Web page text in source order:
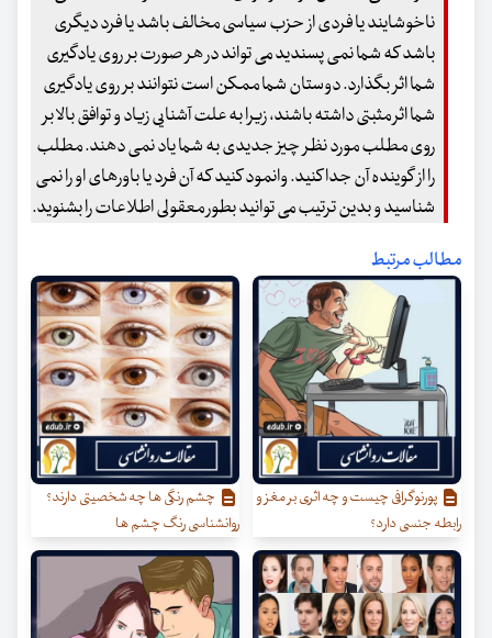
ناخوشایند یا فردی از حزب سیاسی مخالف باشد یا فرد دیگری
باشد که شما نمی پسندید می تواند در هر صورت بر روی یادگیری
شما اثر بگذارد. دوستان شما ممکن است نتوانند بر روی یادگیری
شما اثر مثبتی داشته باشند، زیرا به علت آشنایی زیاد و توافق بالا بر
روی مطلب مورد نظر چیز جدیدی به شما یاد نمی دهند. مطلب
را از گوینده آن جدا کنید. وانمود کنید که آن فرد یا باورهای او را نمی
شناسید و بدین ترتیب می توانید بطور معقولی اطلاعات را بشنوید.
مطالب مرتبط
پورنوگرافی چیست و چه اثری بر مغز و
رابطه جنسی دارد؟
چشم رنگی ها چه شخصیتی دارند؟
روانشناسی رنگ چشم ها